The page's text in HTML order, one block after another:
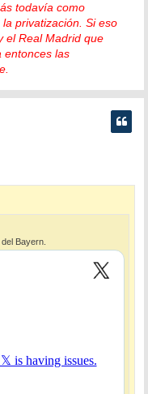
todavía como
privatización. Si eso
el Real Madrid que
entonces las
Bayern.